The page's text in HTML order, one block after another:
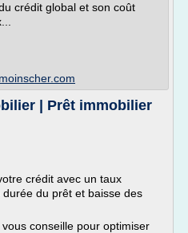
crédit global et son coût
| Prêt immobilier
crédit avec un taux
du prêt et baisse des
conseille pour optimiser